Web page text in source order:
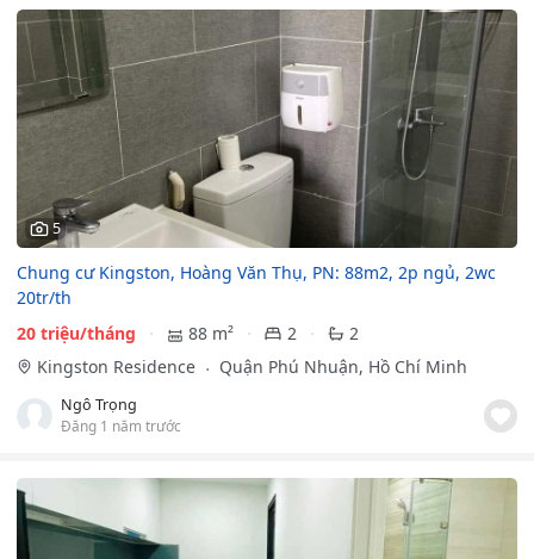
5
Chung cư Kingston, Hoàng Văn Thụ, PN: 88m2, 2p ngủ, 2wc
20tr/th
20 triệu/tháng
88 m² 2
2
Kingston Residence
Quận Phú Nhuận, Hồ Chí Minh
Ngô Trọng
Đăng 1 năm trước